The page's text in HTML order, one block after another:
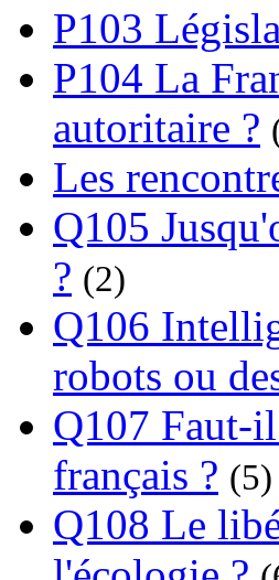
P103
P104 La
autoritaire ?
Les
Q105
? (2)
Q106
robots ou
Q107 Faut-
français ? (5)
Q108 Le